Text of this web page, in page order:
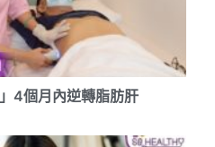
4個月內逆轉脂肪肝